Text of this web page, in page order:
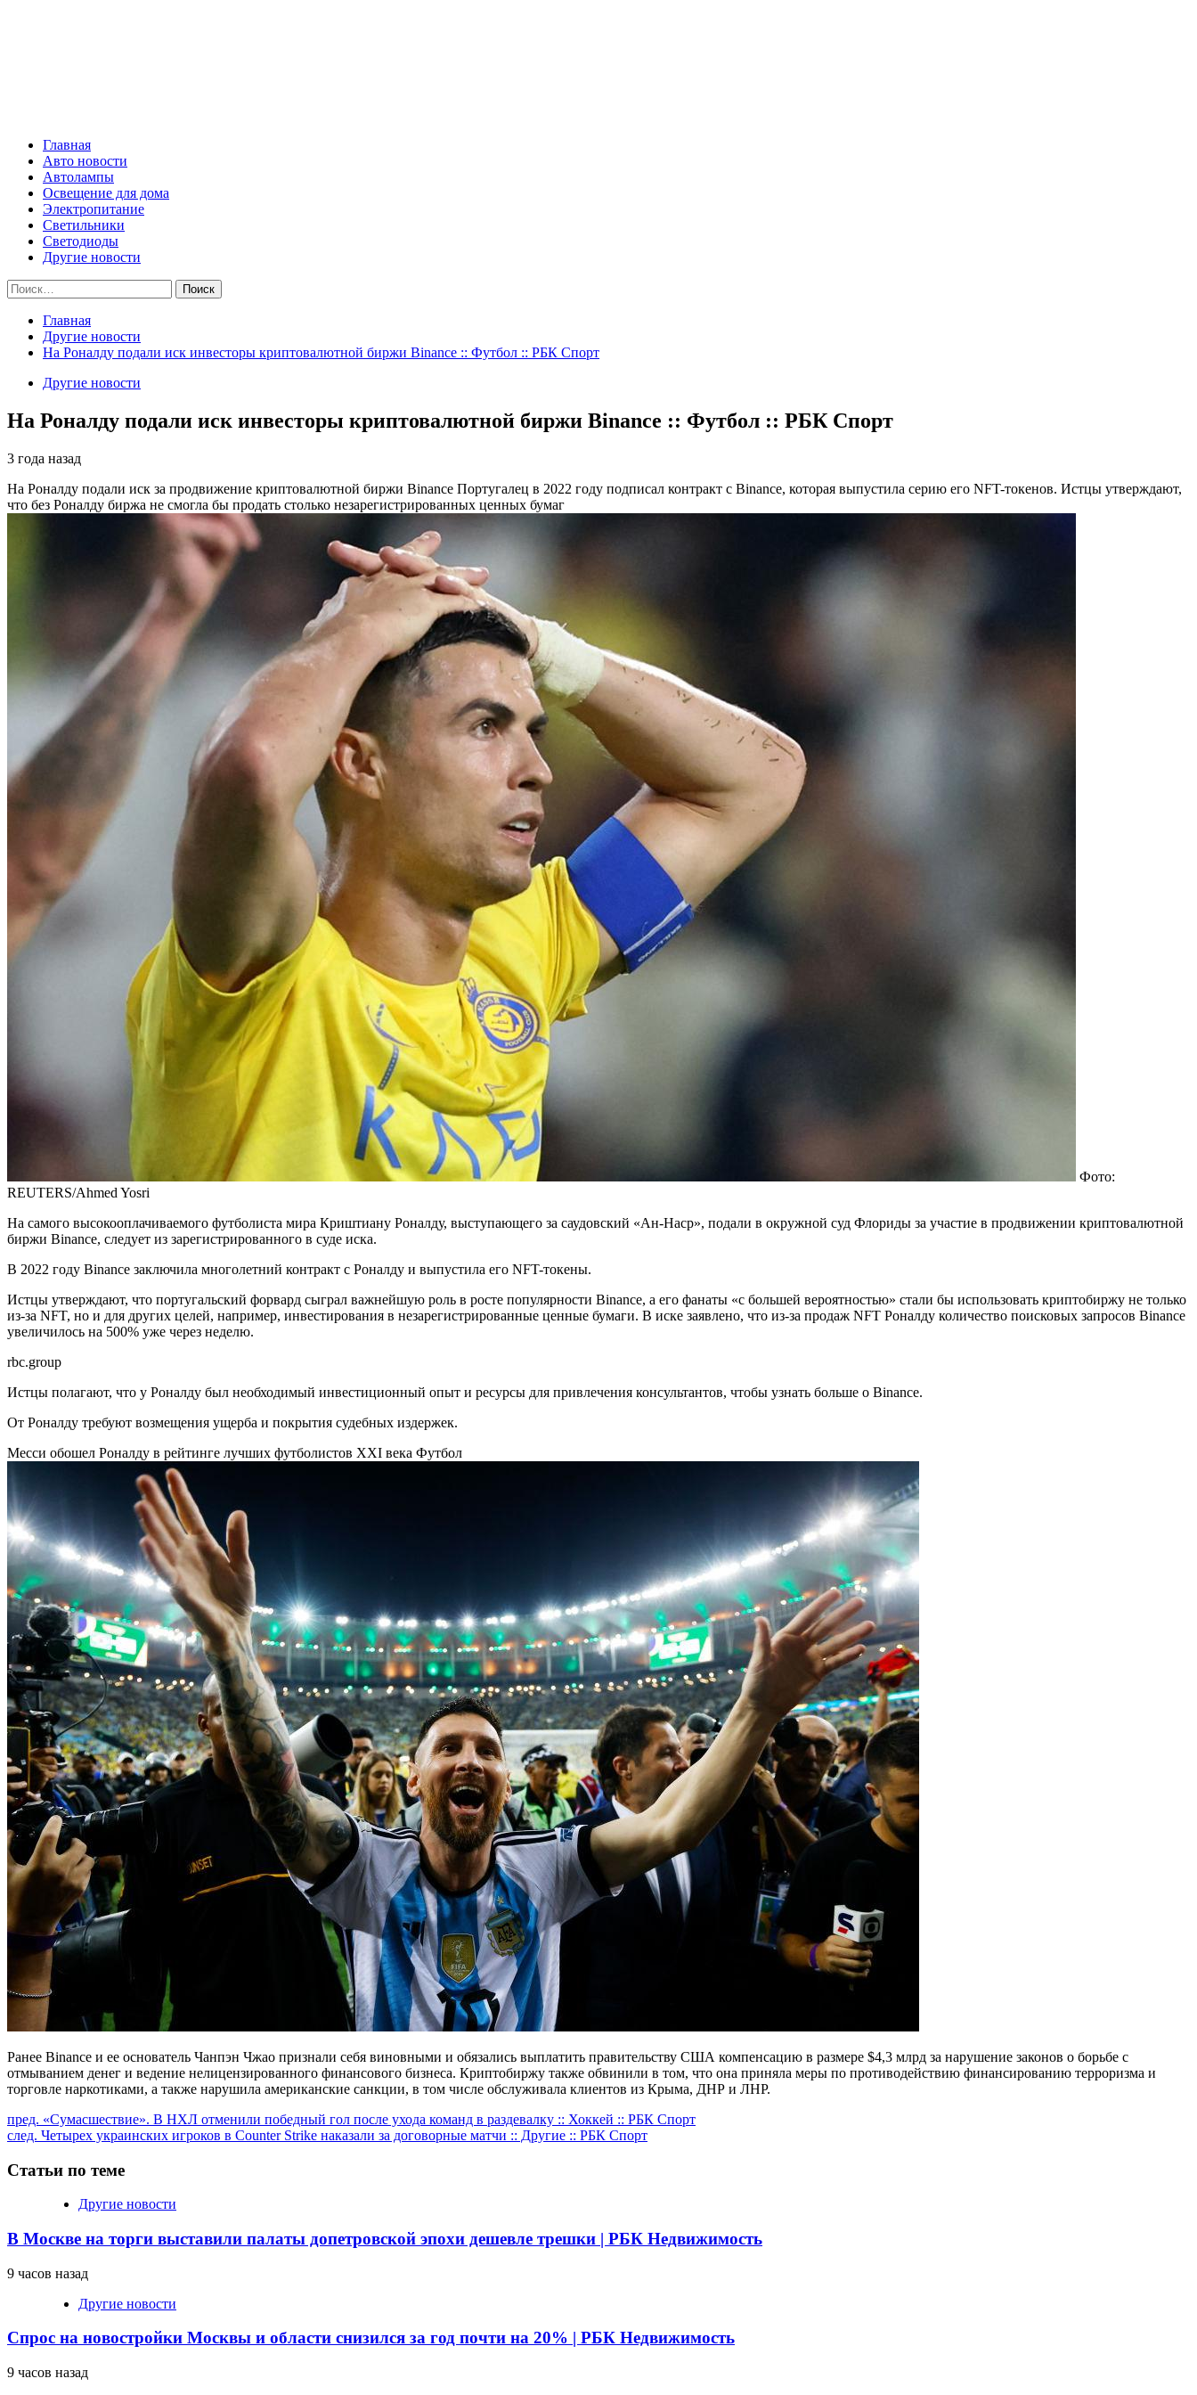
Главная
Авто новости
Автолампы
Освещение для дома
Электропитание
Светильники
Светодиоды
Другие новости
Найти:
Главная
Другие новости
На Роналду подали иск инвесторы криптовалютной биржи Binance :: Футбол :: РБК Спорт
Другие новости
На Роналду подали иск инвесторы криптовалютной биржи Binance :: Футбол :: РБК Спорт
3 года назад
На Роналду подали иск за продвижение криптовалютной биржи Binance Португалец в 2022 году подписал контракт с Binance, которая выпустила серию его NFT-токенов. Истцы утверждают,
что без Роналду биржа не смогла бы продать столько незарегистрированных ценных бумаг
Фото:
REUTERS/Ahmed Yosri
На самого высокооплачиваемого футболиста мира Криштиану Роналду, выступающего за саудовский «Ан-Наср», подали в окружной суд Флориды за участие в продвижении криптовалютной
биржи Binance, следует из зарегистрированного в суде иска.
В 2022 году Binance заключила многолетний контракт с Роналду и выпустила его NFT-токены.
Истцы утверждают, что португальский форвард сыграл важнейшую роль в росте популярности Binance, а его фанаты «с большей вероятностью» стали бы использовать криптобиржу не только
из-за NFT, но и для других целей, например, инвестирования в незарегистрированные ценные бумаги. В иске заявлено, что из-за продаж NFT Роналду количество поисковых запросов Binance
увеличилось на 500% уже через неделю.
rbc.group
Истцы полагают, что у Роналду был необходимый инвестиционный опыт и ресурсы для привлечения консультантов, чтобы узнать больше о Binance.
От Роналду требуют возмещения ущерба и покрытия судебных издержек.
Месси обошел Роналду в рейтинге лучших футболистов XXI века Футбол
Ранее Binance и ее основатель Чанпэн Чжао признали себя виновными и обязались выплатить правительству США компенсацию в размере $4,3 млрд за нарушение законов о борьбе с
отмыванием денег и ведение нелицензированного финансового бизнеса. Криптобиржу также обвинили в том, что она приняла меры по противодействию финансированию терроризма и
торговле наркотиками, а также нарушила американские санкции, в том числе обслуживала клиентов из Крыма, ДНР и ЛНР.
Продолжить
чтение
пред. «Сумасшествие». В НХЛ отменили победный гол после ухода команд в раздевалку :: Хоккей :: РБК Спорт
след. Четырех украинских игроков в Counter Strike наказали за договорные матчи :: Другие :: РБК Спорт
Статьи по теме
Другие новости
В Москве на торги выставили палаты допетровской эпохи дешевле трешки | РБК Недвижимость
9 часов назад
Другие новости
Спрос на новостройки Москвы и области снизился за год почти на 20% | РБК Недвижимость
9 часов назад